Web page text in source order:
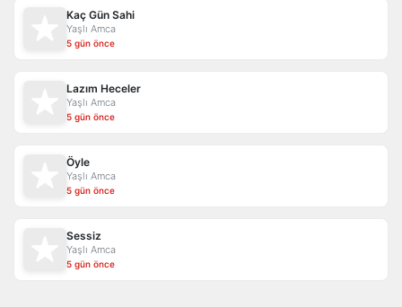
Kaç Gün Sahi
Yaşlı Amca
5 gün önce
Lazım Heceler
Yaşlı Amca
5 gün önce
Öyle
Yaşlı Amca
5 gün önce
Sessiz
Yaşlı Amca
5 gün önce